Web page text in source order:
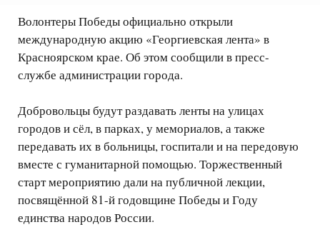
Волонтеры Победы официально открыли
международную акцию «Георгиевская лента» в
Красноярском крае. Об этом сообщили в пресс-
службе администрации города.
Добровольцы будут раздавать ленты на улицах
городов и сёл, в парках, у мемориалов, а также
передавать их в больницы, госпитали и на передовую
вместе с гуманитарной помощью. Торжественный
старт мероприятию дали на публичной лекции,
посвящённой 81-й годовщине Победы и Году
единства народов России.